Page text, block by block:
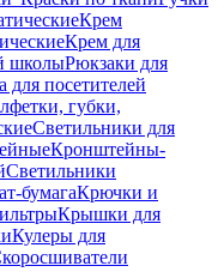
Крем
Крем для
школыРюкзаки для
для посетителей
губки,
Светильники для
Кронштейны-
Светильники
бумагаКрючки и
Крышки для
Кулеры для